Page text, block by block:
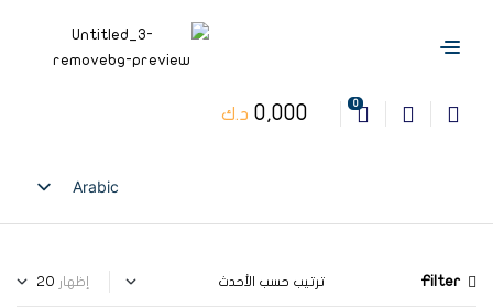
0
0,000 د.ك
Arabic
English
Filter إظهار